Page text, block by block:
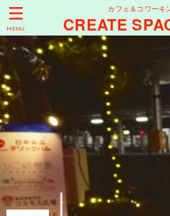
カフェ＆コワーキ
CREATE
MENU